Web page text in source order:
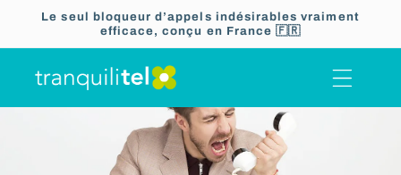
Ignorer et
passer au
contenu
Le seul bloqueur d’appels indésirables vraiment
efficace, conçu en France 🇫🇷